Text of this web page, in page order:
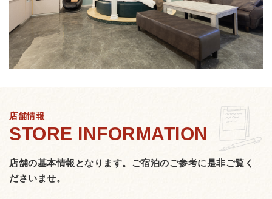
店舗情報
店舗の基本情報となります。 ご宿泊のご参考に是非ご覧く
ださいませ。